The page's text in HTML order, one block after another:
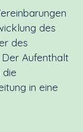
des
des
Aufenthalt
in eine